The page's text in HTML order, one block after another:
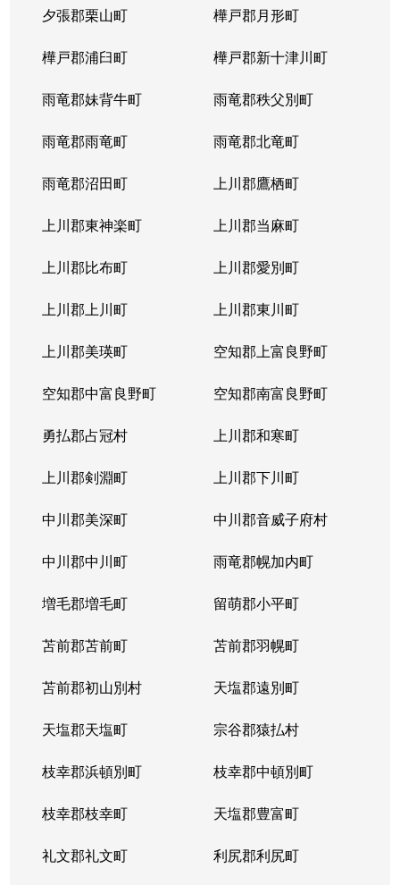
夕張郡栗山町 樺戸郡月形町
樺戸郡浦臼町 樺戸郡新十津川町
雨竜郡妹背牛町 雨竜郡秩父別町
雨竜郡雨竜町 雨竜郡北竜町
雨竜郡沼田町 上川郡鷹栖町
上川郡東神楽町 上川郡当麻町
上川郡比布町 上川郡愛別町
上川郡上川町 上川郡東川町
上川郡美瑛町 空知郡上富良野町
空知郡中富良野町 空知郡南富良野町
勇払郡占冠村 上川郡和寒町
上川郡剣淵町 上川郡下川町
中川郡美深町 中川郡音威子府村
中川郡中川町 雨竜郡幌加内町
増毛郡増毛町 留萌郡小平町
苫前郡苫前町 苫前郡羽幌町
苫前郡初山別村 天塩郡遠別町
天塩郡天塩町 宗谷郡猿払村
枝幸郡浜頓別町 枝幸郡中頓別町
枝幸郡枝幸町 天塩郡豊富町
礼文郡礼文町 利尻郡利尻町